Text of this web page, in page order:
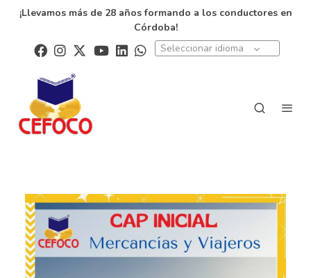
¡Llevamos más de 28 años formando a los conductores en
Córdoba!
Seleccionar idioma